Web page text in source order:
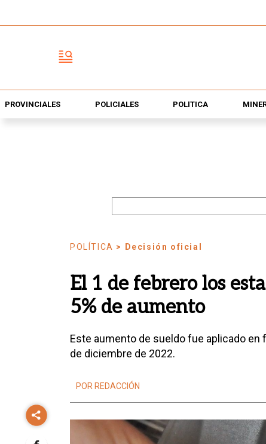
PROVINCIALES POLICIALES POLÍTICA
POLÍTICA > Decisión oficial
El 1 de febrero los
5% de aumento
Este aumento de sueldo fue aplicado
de diciembre de 2022.
POR REDACCIÓN